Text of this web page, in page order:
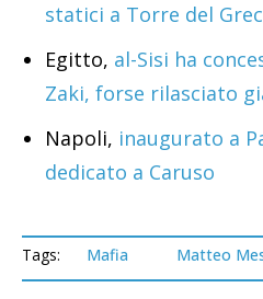
statici a Torre del
Egitto, al-Sisi ha
Zaki, forse rilasciato
Napoli, inaugurato a
dedicato a Caruso
Tags: Mafia Matteo